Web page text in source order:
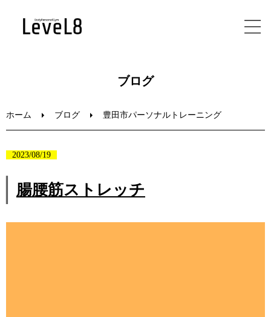
ブログ
ホーム ブログ 豊田市パーソナルトレーニング
2023/08/19
腸腰筋ストレッチ